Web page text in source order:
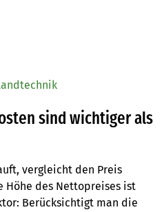
sind wichtiger als
vergleicht den Preis
Höhe des Nettopreises ist
Berücksichtigt man die